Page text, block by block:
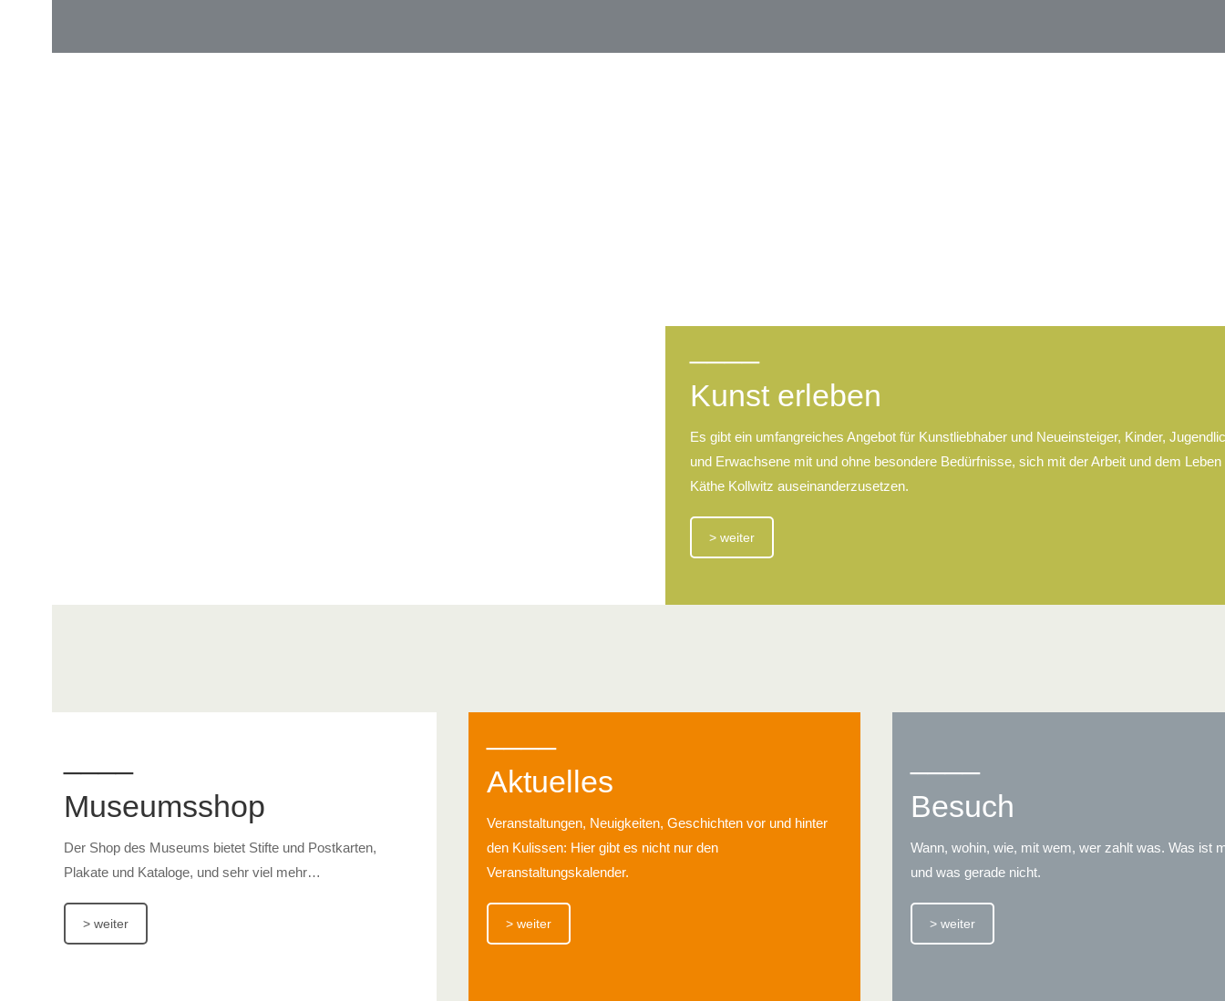
Kunst erleben
Es gibt ein umfangreiches Angebot für Kunstliebhaber und Neueinsteiger, Kinder,
und Erwachsene mit und ohne besondere Bedürfnisse, sich mit der Arbeit und dem Leben
Käthe Kollwitz auseinanderzusetzen.
> weiter
Museumsshop
Der Shop des Museums bietet Stifte und Postkarten,
Plakate und Kataloge, und sehr viel mehr…
> weiter
Aktuelles
Veranstaltungen, Neuigkeiten, Geschichten vor und hinter
den Kulissen: Hier gibt es nicht nur den
Veranstaltungskalender.
> weiter
Besuch
Wann, wohin, wie, mit wem, wer zahlt was. Was ist
und was gerade nicht.
> weiter